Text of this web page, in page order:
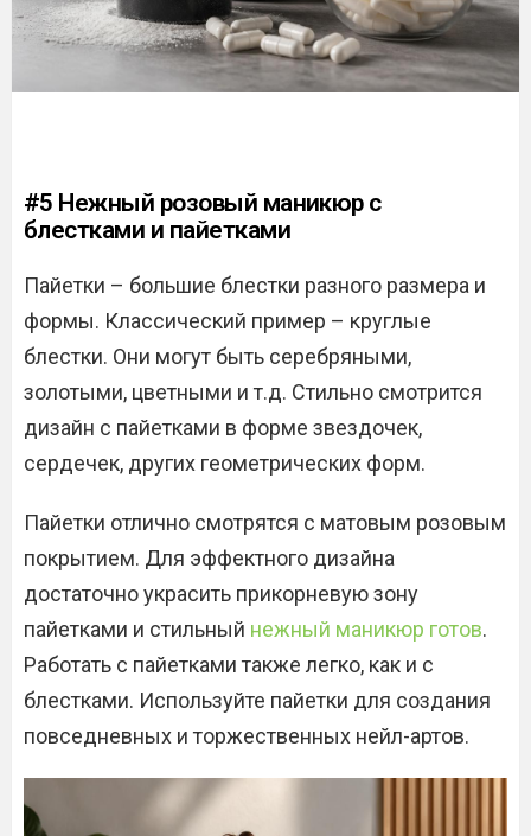
#5 Нежный розовый маникюр с
блестками и пайетками
Пайетки – большие блестки разного размера и
формы. Классический пример – круглые
блестки. Они могут быть серебряными,
золотыми, цветными и т.д. Стильно смотрится
дизайн с пайетками в форме звездочек,
сердечек, других геометрических форм.
Пайетки отлично смотрятся с матовым розовым
покрытием. Для эффектного дизайна
достаточно украсить прикорневую зону
пайетками и стильный нежный маникюр готов.
Работать с пайетками также легко, как и с
блестками. Используйте пайетки для создания
повседневных и торжественных нейл-артов.